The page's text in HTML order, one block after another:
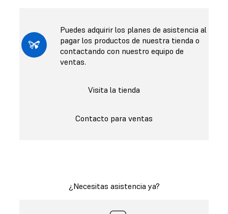
Puedes adquirir los planes de asistencia al
pagar los productos de nuestra tienda o
contactando con nuestro equipo de
ventas.
Visita la tienda
Contacto para ventas
¿Necesitas asistencia ya?